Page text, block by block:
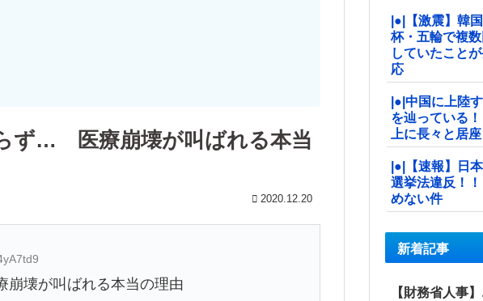
ず… 医療崩壊が叫ばれる本当
2020.12.20
壊が叫ばれる本当の理由
|●|【激震】韓
杯・五輪で複
していたこと
応
|●|中国に上陸
を辿っている
上に長々と居
|●|【速報】日
選挙法違反！
めない件
新着記事
【財務省人事